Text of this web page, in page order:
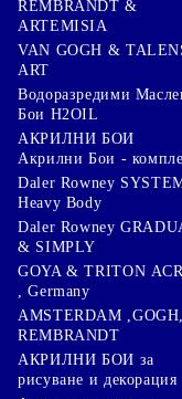
REMBRANDT &
ARTEMISIA
VAN GOGH &
ART
Водоразредими
Бои H2OIL
АКРИЛНИ БОИ
Акрилни Бои -
Daler Rowney
Heavy Body
Daler Rowney
& SIMPLY
GOYA & TRITON
, Germany
AMSTERDAM ,GOGH,
REMBRANDT
АКРИЛНИ БОИ за
рисуване и декорация